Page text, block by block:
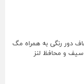
قاب شفاف دور رنگی به همراه مگ
سیف و محافظ لنز